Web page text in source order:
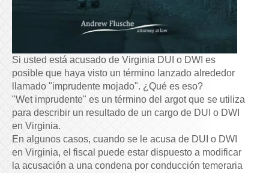
Si usted está acusado de Virginia DUI o DWI es
posible que haya visto un término lanzado alrededor
llamado "imprudente mojado". ¿Qué es eso?
"Wet imprudente" es un término del argot que se utiliza
para describir un resultado de un cargo de DUI o DWI
en Virginia.
En algunos casos, cuando se le acusa de DUI o DWI
en Virginia, el fiscal puede estar dispuesto a modificar
la acusación a una condena por conducción temeraria